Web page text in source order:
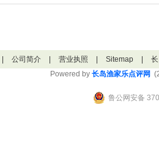
公司简介 营业执照 Sitemap
Powered by 长岛渔家乐点评网
鲁公网安备